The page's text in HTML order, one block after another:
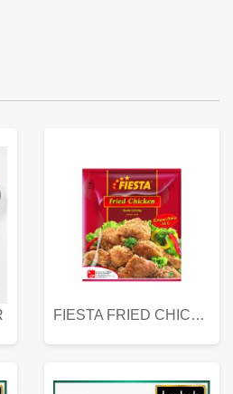
FIESTA FRIED CHICKEN 500 GR